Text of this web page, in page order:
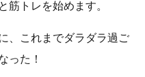
筋トレを始めます。
、これまでダラダラ過ご
った！